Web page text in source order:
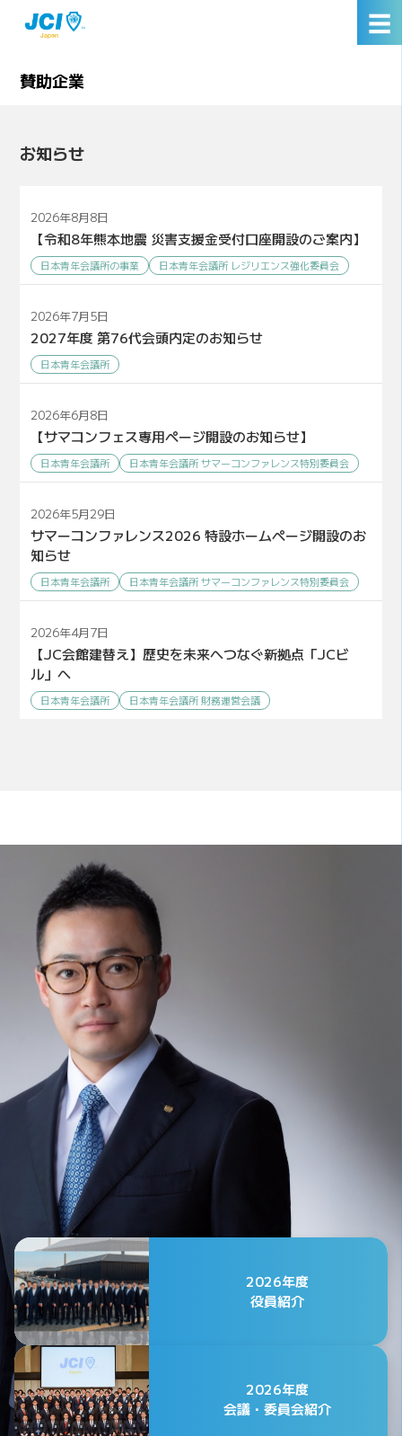
☰
賛助企業
お知らせ
2026年8月8日
【令和8年熊本地震 災害支援金受付口座開設のご案内】
日本青年会議所の事業 日本青年会議所 レジリエンス強化委員会
2026年7月5日
2027年度 第76代会頭内定のお知らせ
日本青年会議所
2026年6月8日
【サマコンフェス専用ページ開設のお知らせ】
日本青年会議所 日本青年会議所 サマーコンファレンス特別委員会
2026年5月29日
サマーコンファレンス2026 特設ホームページ開設のお
知らせ
日本青年会議所 日本青年会議所 サマーコンファレンス特別委員会
2026年4月7日
【JC会館建替え】歴史を未来へつなぐ新拠点「JCビ
ル」へ
日本青年会議所 日本青年会議所 財務運営会議
2026年度
役員紹介
2026年度
会議・委員会紹介